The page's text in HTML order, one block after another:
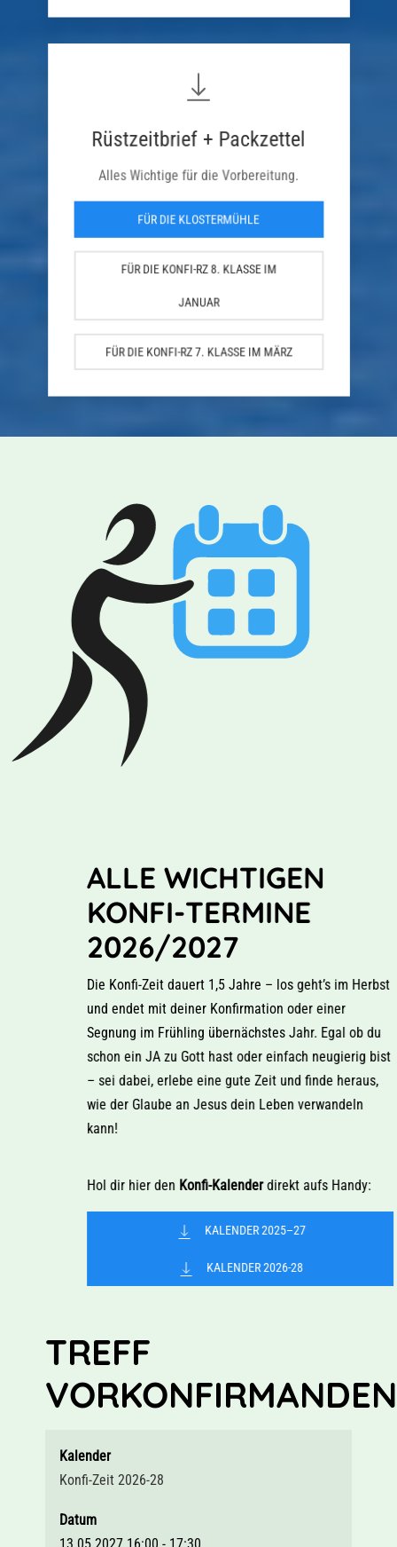
Rüstzeitbrief + Packzettel
Alles Wichtige für die Vorbereitung.
JANUAR
FÜR DIE KONFI-RZ 7. KLASSE IM MÄRZ
ALLE WICHTIGEN
KONFI-TERMINE
2026/2027
Die Konfi-Zeit dauert 1,5 Jahre – los geht’s im Herbst
und endet mit deiner Konfirmation oder einer
Segnung im Frühling übernächstes Jahr. Egal ob du
schon ein JA zu Gott hast oder einfach neugierig bist
– sei dabei, erlebe eine gute Zeit und finde heraus,
wie der Glaube an Jesus dein Leben verwandeln
Hol dir hier denKonfi-Kalenderdirekt aufs Handy:
KALENDER 2025–27
KALENDER 2026-28
TREFF
VORKONFIRMANDEN
Kalender
Konfi-Zeit 2026-28
Datum